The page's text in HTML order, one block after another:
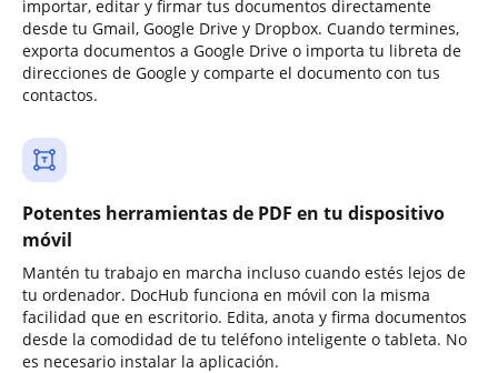
importar, editar y firmar tus documentos directamente
desde tu Gmail, Google Drive y Dropbox. Cuando termines,
exporta documentos a Google Drive o importa tu libreta de
direcciones de Google y comparte el documento con tus
contactos.
Potentes herramientas de PDF en tu dispositivo
móvil
Mantén tu trabajo en marcha incluso cuando estés lejos de
tu ordenador. DocHub funciona en móvil con la misma
facilidad que en escritorio. Edita, anota y firma documentos
desde la comodidad de tu teléfono inteligente o tableta. No
es necesario instalar la aplicación.